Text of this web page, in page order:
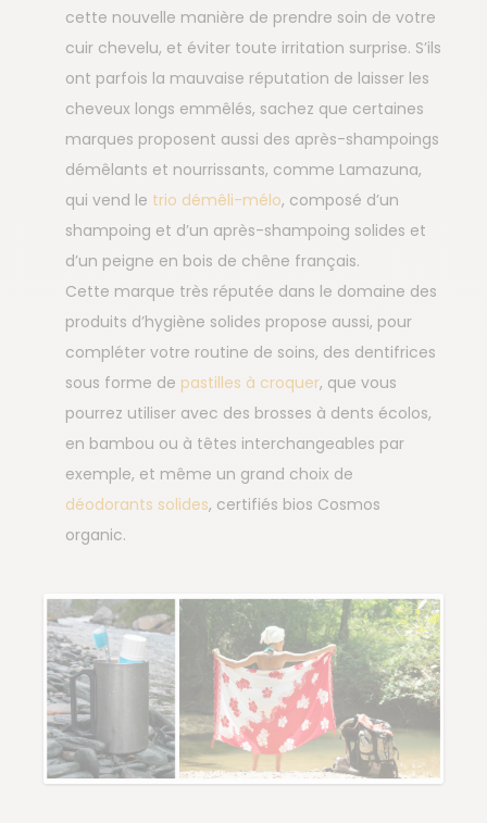
cette nouvelle manière de prendre soin de votre
cuir chevelu, et éviter toute irritation surprise. S’ils
ont parfois la mauvaise réputation de laisser les
cheveux longs emmêlés, sachez que certaines
marques proposent aussi des après-shampoings
démêlants et nourrissants, comme Lamazuna,
qui vend le trio démêli-mélo, composé d’un
shampoing et d’un après-shampoing solides et
d’un peigne en bois de chêne français.
Cette marque très réputée dans le domaine des
produits d’hygiène solides propose aussi, pour
compléter votre routine de soins, des dentifrices
sous forme de pastilles à croquer, que vous
pourrez utiliser avec des brosses à dents écolos,
en bambou ou à têtes interchangeables par
exemple, et même un grand choix de
déodorants solides, certifiés bios Cosmos
organic.